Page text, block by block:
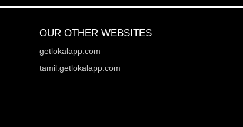
OUR OTHER WEBSITES
getlokalapp.com
tamil.getlokalapp.com